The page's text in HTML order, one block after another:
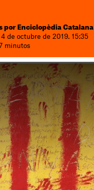
por Enciclopèdia Catalana
de octubre de 2019. 15:35
minutos